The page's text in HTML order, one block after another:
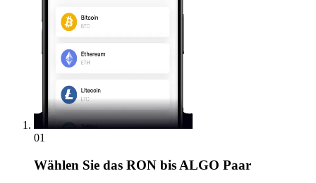
01
Wählen Sie das RON bis ALGO Paar